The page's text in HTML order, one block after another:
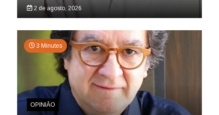
2 de agosto, 2026
3 Minutes
OPINIÃO